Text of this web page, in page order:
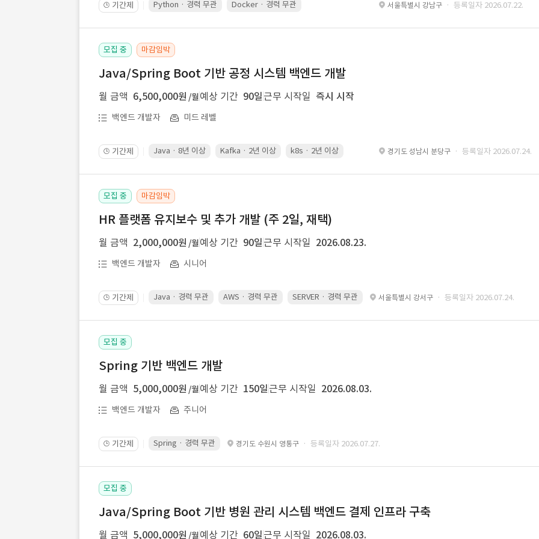
🕒 기간제 Python · 경력 무관 Docker · 경력 무관 Kubernetes · 경력 무관 Git · 경력 무관 restful api · 경력 무
서울특별시 강남구 · 등록일자 2026.07.22.
모집 중 마감임박
Java/Spring Boot 기반 공정 시스템 백엔드 개발
월 금액 6,500,000원 /월예상 기간 90일 근무 시작일 즉시 시작
백엔드 개발자 미드 레벨
🕒 기간제 Java · 8년 이상 Kafka · 2년 이상 k8s · 2년 이상 Spring Boot · 3년 이상 Airflow · 2년 이상
경기도 성남시 분당구 · 등록일자 2026.07.24.
모집 중 마감임박
HR 플랫폼 유지보수 및 추가 개발 (주 2일, 재택)
월 금액 2,000,000원 /월예상 기간 90일 근무 시작일 2026.08.23.
백엔드 개발자 시니어
🕒 기간제 Java · 경력 무관 AWS · 경력 무관 SERVER · 경력 무관 서울특별시 강서구 · 등록일자 2026.07.24.
모집 중
Spring 기반 백엔드 개발
월 금액 5,000,000원 /월예상 기간 150일 근무 시작일 2026.08.03.
백엔드 개발자 주니어
🕒 기간제 Spring · 경력 무관 경기도 수원시 영통구 · 등록일자 2026.07.27.
모집 중
Java/Spring Boot 기반 병원 관리 시스템 백엔드 결제 인프라 구축
월 금액 5,000,000원 /월예상 기간 60일 근무 시작일 2026.08.03.